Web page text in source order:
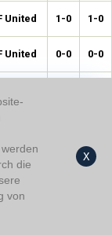
United 1-0 1-0
United 0-0 0-0
United
United 0-2
United
die
von
X